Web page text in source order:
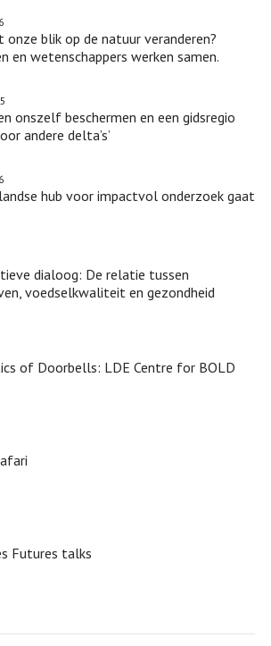
onze blik op de natuur veranderen?
en wetenschappers werken samen.
onszelf beschermen en een gidsregio
andere delta’s’
hub voor impactvol onderzoek gaat
dialoog: De relatie tussen
voedselkwaliteit en gezondheid
of Doorbells: LDE Centre for BOLD
Futures talks